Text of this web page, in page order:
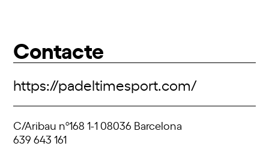
Contacte
https://padeltimesport.com/
C/Aribau nº168 1-1 08036 Barcelona
639 643 161